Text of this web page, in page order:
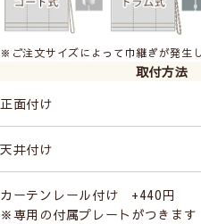
※ご注文サイズによって巾継ぎが発生
取付方法
正面付け
天井付け
カーテンレール付け +440円
※専用の付属プレートがつきます